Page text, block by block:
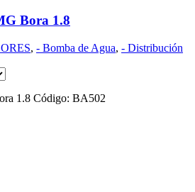
Bora 1.8
, - Bomba de Agua, - Distribución
1.8 Código: BA502